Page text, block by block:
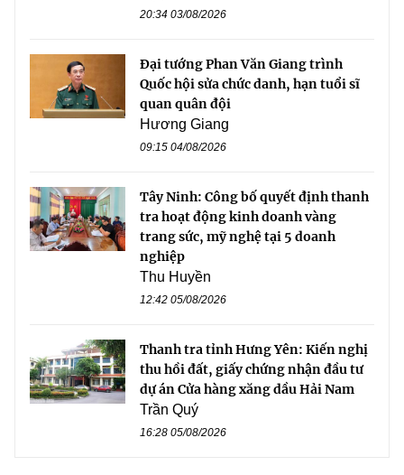
20:34 03/08/2026
Đại tướng Phan Văn Giang trình
Quốc hội sửa chức danh, hạn tuổi sĩ
quan quân đội
Hương Giang
09:15 04/08/2026
Tây Ninh: Công bố quyết định thanh
tra hoạt động kinh doanh vàng
trang sức, mỹ nghệ tại 5 doanh
nghiệp
Thu Huyền
12:42 05/08/2026
Thanh tra tỉnh Hưng Yên: Kiến nghị
thu hồi đất, giấy chứng nhận đầu tư
dự án Cửa hàng xăng dầu Hải Nam
Trần Quý
16:28 05/08/2026